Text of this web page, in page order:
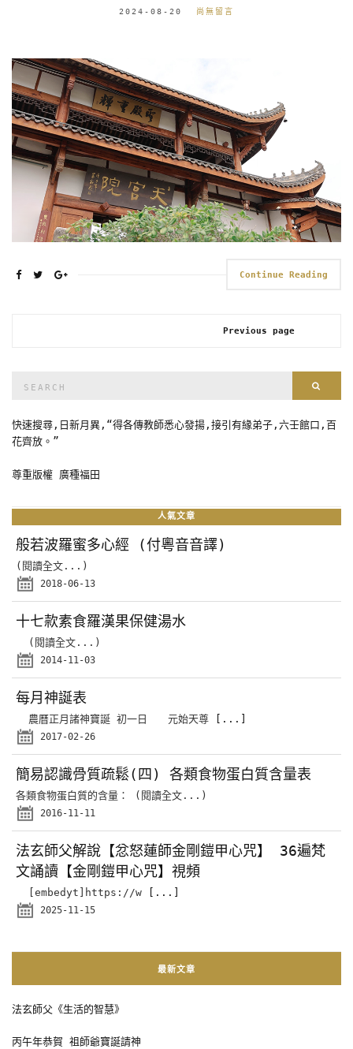
2024-08-20 尚無留言
Continue Reading
Previous page
快速搜尋,日新月異,“得各傳教師悉心發揚,接引有緣弟子,六壬館口,百
花齊放。”
尊重版權 廣種福田
人氣文章
般若波羅蜜多心經 (付粵音音譯)
(閱讀全文...)
2018-06-13
十七款素食羅漢果保健湯水
(閱讀全文...)
2014-11-03
每月神誕表
農曆正月諸神寶誕 初一日 元始天尊 [...]
2017-02-26
簡易認識骨質疏鬆(四) 各類食物蛋白質含量表
各類食物蛋白質的含量： (閱讀全文...)
2016-11-11
法玄師父解說【忿怒蓮師金剛鎧甲心咒】 36遍梵
文誦讀【金剛鎧甲心咒】視頻
[embedyt]https://w [...]
2025-11-15
最新文章
法玄師父《生活的智慧》
丙午年恭賀 祖師爺寶誕請神